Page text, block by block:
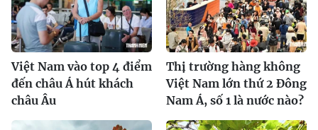
Việt Nam vào top 4 điểm
đến châu Á hút khách
châu Âu
Thị trường hàng không
Việt Nam lớn thứ 2 Đông
Nam Á, số 1 là nước nào?